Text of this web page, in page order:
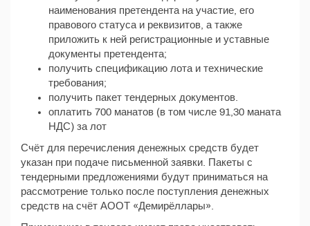
наименования претендента на участие, его
правового статуса и реквизитов, а также
приложить к ней регистрационные и уставные
документы претендента;
получить спецификацию лота и технические
требования;
получить пакет тендерных документов.
оплатить 700 манатов (в том числе 91,30 маната
НДС) за лот
Счёт для перечисления денежных средств будет
указан при подаче письменной заявки. Пакеты с
тендерными предложениями будут приниматься на
рассмотрение только после поступления денежных
средств на счёт АООТ «Демирёллары».